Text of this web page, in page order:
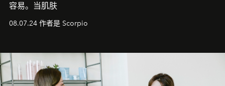
容易。当肌肤
08.07.24 作者是 Scorpio